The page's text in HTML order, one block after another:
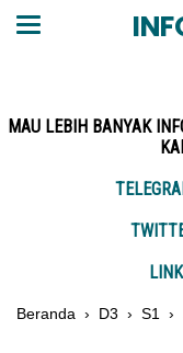
MAU LEBIH BANYAK
Beranda › D3 › S1 ›